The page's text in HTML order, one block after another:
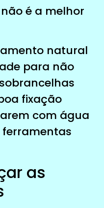
é a melhor
natural
para não
fixação
com água
ferramentas
as